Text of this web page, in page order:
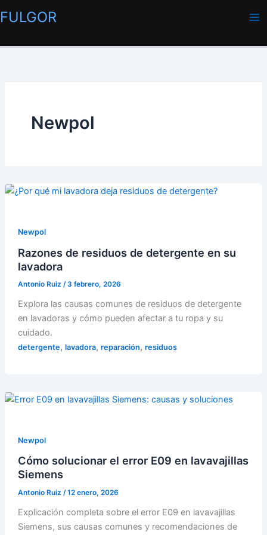
al
FULGOR
Newpol
Newpol
Razones de residuos de detergente en su
lavadora
Antonio Ruiz /3 febrero, 2026
Explora las causas comunes de residuos de detergente
en lavadoras y cómo pueden afectar a tu ropa y su
cuidado.
detergente, lavadora, reparación, residuos
Newpol
Cómo solucionar el error E09 en lavavajillas
Siemens
Antonio Ruiz /12 enero, 2026
Explicación completa sobre el error E09 en lavavajillas
Siemens, sus causas comunes y recomendaciones de